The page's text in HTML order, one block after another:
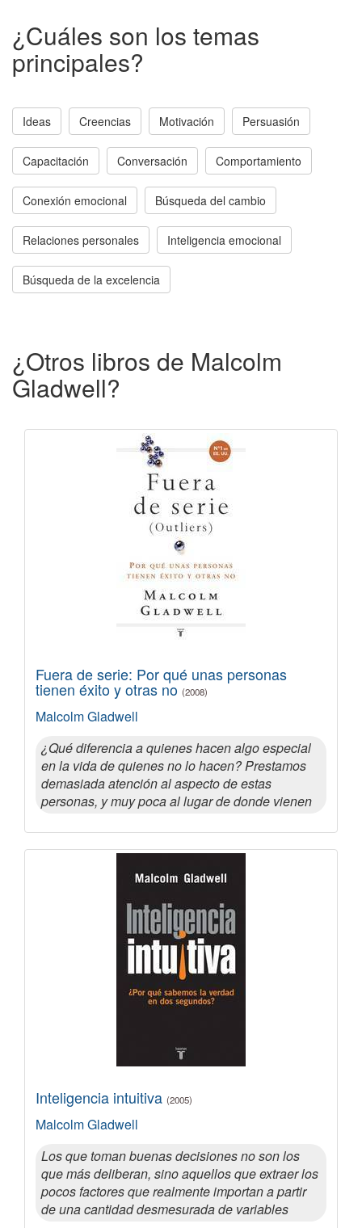
¿Cuáles son los temas
principales?
Ideas Creencias Motivación Persuasión
Capacitación Conversación Comportamiento
Conexión emocional Búsqueda del cambio
Relaciones personales Inteligencia emocional
Búsqueda de la excelencia
¿Otros libros de Malcolm
Gladwell?
Fuera de serie: Por qué unas personas
tienen éxito y otras no (2008)
Malcolm Gladwell
¿Qué diferencia a quienes hacen algo especial
en la vida de quienes no lo hacen? Prestamos
demasiada atención al aspecto de estas
personas, y muy poca al lugar de donde vienen
Inteligencia intuitiva (2005)
Malcolm Gladwell
Los que toman buenas decisiones no son los
que más deliberan, sino aquellos que extraer los
pocos factores que realmente importan a partir
de una cantidad desmesurada de variables